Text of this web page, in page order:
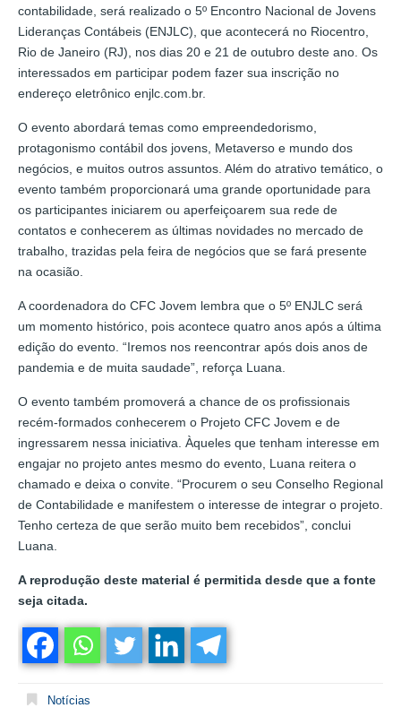
contabilidade, será realizado o 5º Encontro Nacional de Jovens
Lideranças Contábeis (ENJLC), que acontecerá no Riocentro,
Rio de Janeiro (RJ), nos dias 20 e 21 de outubro deste ano. Os
interessados em participar podem fazer sua inscrição no
endereço eletrônico enjlc.com.br.
O evento abordará temas como empreendedorismo,
protagonismo contábil dos jovens, Metaverso e mundo dos
negócios, e muitos outros assuntos. Além do atrativo temático, o
evento também proporcionará uma grande oportunidade para
os participantes iniciarem ou aperfeiçoarem sua rede de
contatos e conhecerem as últimas novidades no mercado de
trabalho, trazidas pela feira de negócios que se fará presente
na ocasião.
A coordenadora do CFC Jovem lembra que o 5º ENJLC será
um momento histórico, pois acontece quatro anos após a última
edição do evento. “Iremos nos reencontrar após dois anos de
pandemia e de muita saudade”, reforça Luana.
O evento também promoverá a chance de os profissionais
recém-formados conhecerem o Projeto CFC Jovem e de
ingressarem nessa iniciativa. Àqueles que tenham interesse em
engajar no projeto antes mesmo do evento, Luana reitera o
chamado e deixa o convite. “Procurem o seu Conselho Regional
de Contabilidade e manifestem o interesse de integrar o projeto.
Tenho certeza de que serão muito bem recebidos”, conclui
Luana.
A reprodução deste material é permitida desde que a fonte
seja citada.
Notícias